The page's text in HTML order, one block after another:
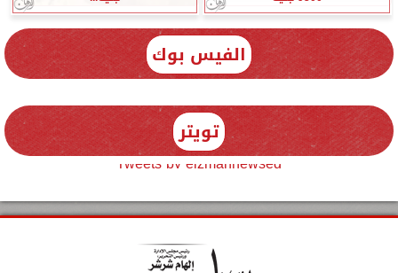
الفيس بوك
تويتر
Tweets by elzmannewseg